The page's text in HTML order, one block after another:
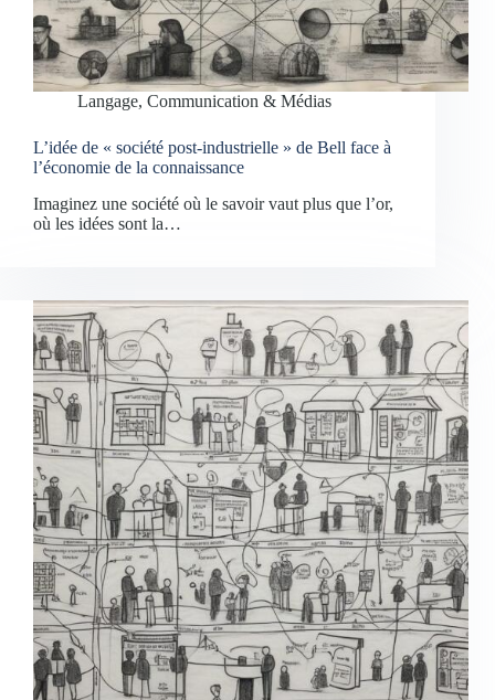
Langage, Communication & Médias
L’idée de « société post-industrielle » de Bell face à
l’économie de la connaissance
Imaginez une société où le savoir vaut plus que l’or,
où les idées sont la…